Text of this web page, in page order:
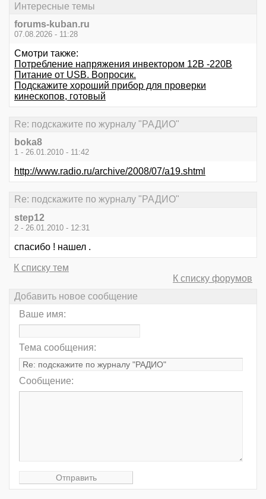
Интересные темы
forums-kuban.ru
07.08.2026 - 11:28
Смотри также:
Потребление напряжения инвектором 12В -220В
Питание от USB. Вопросик.
Подскажите хороший прибор для проверки
кинескопов, готовый
Re: подскажите по журналу "РАДИО"
boka8
1 - 26.01.2010 - 11:42
http://www.radio.ru/archive/2008/07/a19.shtml
Re: подскажите по журналу "РАДИО"
step12
2 - 26.01.2010 - 12:31
спасибо ! нашел .
К списку тем
К списку форумов
Добавить новое сообщение
Ваше имя:
Тема сообщения:
Сообщение: